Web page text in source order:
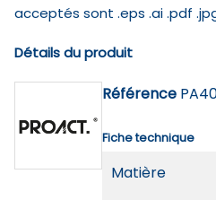
acceptés sont .eps .ai .pdf
Détails du produit
Référence
Fiche technique
Matière